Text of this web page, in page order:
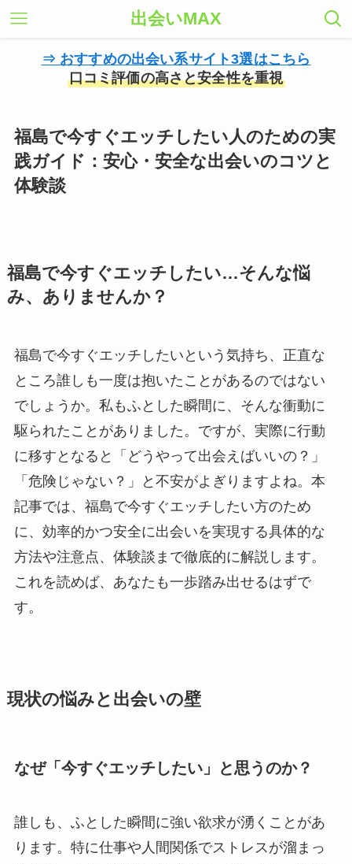
出会いMAX
⇒ おすすめの出会い系サイト3選はこちら
口コミ評価の高さと安全性を重視
福島で今すぐエッチしたい人のための実
践ガイド：安心・安全な出会いのコツと
体験談
福島で今すぐエッチしたい…そんな悩
み、ありませんか？
福島で今すぐエッチしたいという気持ち、正直な
ところ誰しも一度は抱いたことがあるのではない
でしょうか。私もふとした瞬間に、そんな衝動に
駆られたことがありました。ですが、実際に行動
に移すとなると「どうやって出会えばいいの？」
「危険じゃない？」と不安がよぎりますよね。本
記事では、福島で今すぐエッチしたい方のため
に、効率的かつ安全に出会いを実現する具体的な
方法や注意点、体験談まで徹底的に解説します。
これを読めば、あなたも一歩踏み出せるはずで
す。
現状の悩みと出会いの壁
なぜ「今すぐエッチしたい」と思うのか？
誰しも、ふとした瞬間に強い欲求が湧くことがあ
ります。特に仕事や人間関係でストレスが溜まっ